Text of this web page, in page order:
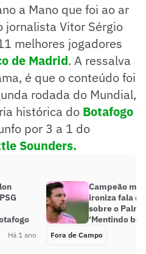
a Mano que foi ao ar
jornalista Vitor Sérgio
melhores jogadores
de Madrid. A ressalva
é que o conteúdo foi
rodada do Mundial,
histórica do Botafogo
por 3 a 1 do
Sounders.
Há 1 ano
Campeão
ironiza fala
sobre o
‘Mentindo
Fora de Campo